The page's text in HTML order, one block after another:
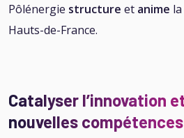
Pôlénergie structure et anime
Hauts-de-France.
Catalyser l’innovation
nouvelles